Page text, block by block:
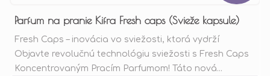
Parfum na pranie Kifra Fresh caps (Svieže kapsule)
Fresh Caps – inovácia vo sviežosti, ktorá vydrží
Objavte revolučnú technológiu sviežosti s Fresh Caps
Koncentrovaným Pracím Parfumom! Táto nová...